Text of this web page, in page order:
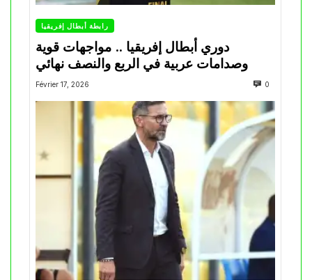
رابطة أبطال إفريقيا
دوري أبطال إفريقيا .. مواجهات قوية
وصدامات عربية في الربع والنصف نهائي
Février 17, 2026 0